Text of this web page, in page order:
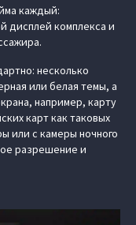
каждый:
дисплей комплекса и
несколько
или белая темы, а
например, карту
карт как таковых
или с камеры ночного
разрешение и